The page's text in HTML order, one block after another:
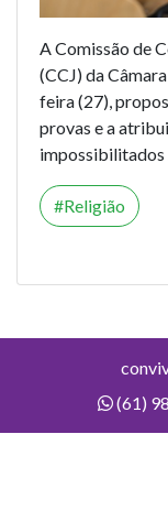
A Comissão de
(CCJ) da
feira (27),
provas e a
impossibilitados ...
Religião
(61)